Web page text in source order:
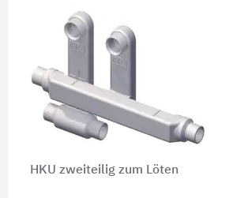
HKU zweiteilig zum Löten